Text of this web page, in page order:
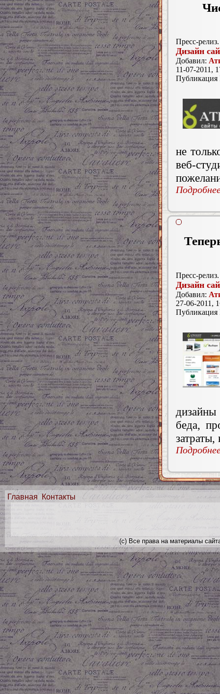
Пресс-релиз.
Дизайн
Добавил:
11-07-2011,
не
веб-
Пресс-релиз.
Дизайн
Добавил:
27-06-2011,
беда,
затраты,
Главная Контакты
(с) Все права на материалы